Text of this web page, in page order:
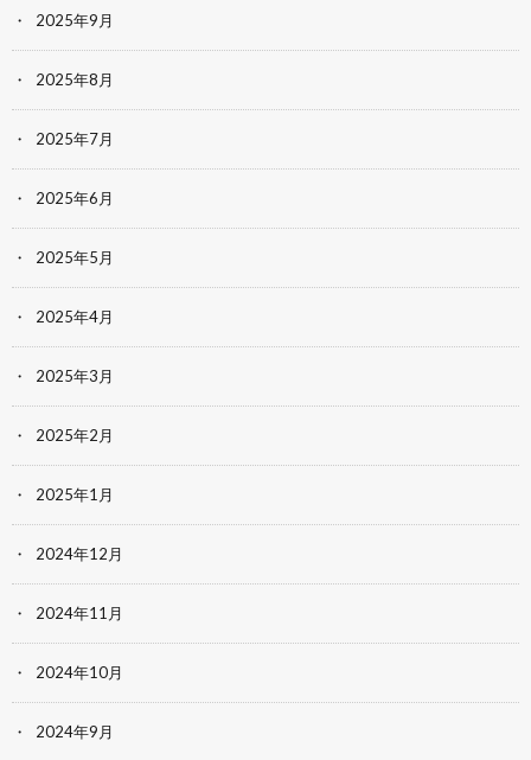
2025年9月
2025年8月
2025年7月
2025年6月
2025年5月
2025年4月
2025年3月
2025年2月
2025年1月
2024年12月
2024年11月
2024年10月
2024年9月